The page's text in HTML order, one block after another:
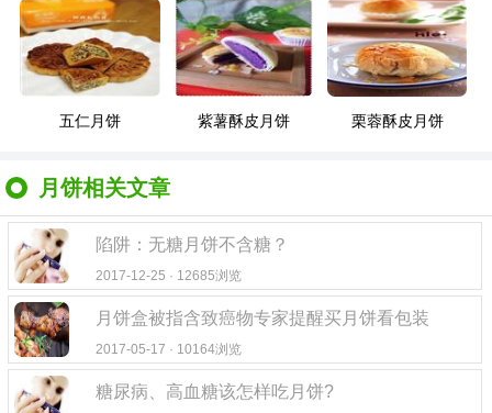
五仁月饼 紫薯酥皮月饼 栗蓉酥皮月饼
月饼相关文章
陷阱：无糖月饼不含糖？
2017-12-25 · 12685浏览
月饼盒被指含致癌物专家提醒买月饼看包装
2017-05-17 · 10164浏览
糖尿病、高血糖该怎样吃月饼?